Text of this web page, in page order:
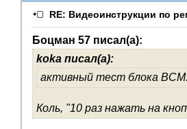
RE: Видеоинструкции по
Боцман 57 писал(а):
koka писал(а):
активный тест блока ВСМ.
Коль, "10 раз нажать на